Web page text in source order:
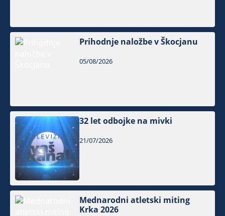
Prihodnje naložbe v Škocjanu
05/08/2026
32 let odbojke na mivki
21/07/2026
Mednarodni atletski miting
Krka 2026